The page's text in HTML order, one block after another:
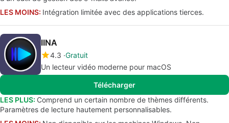
LES MOINS: Intégration limitée avec des applications tierces.
IINA
4.3 Gratuit
Un lecteur vidéo moderne pour macOS
Télécharger
LES PLUS: Comprend un certain nombre de thèmes différents.
Paramètres de lecture hautement personnalisables.